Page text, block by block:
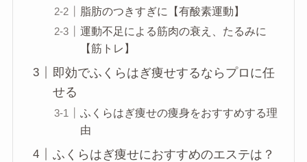
脂肪のつきすぎに【有酸素運動】
運動不足による筋肉の衰え、たるみに
【筋トレ】
即効でふくらはぎ痩せするならプロに任
せる
ふくらはぎ痩せの痩身をおすすめする理
由
ふくらはぎ痩せにおすすめのエステは？